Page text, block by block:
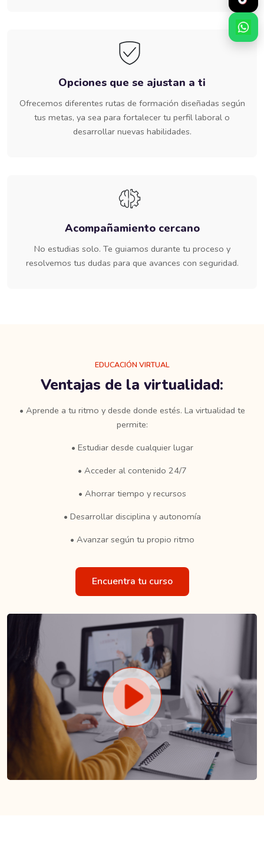
Opciones que se ajustan a ti
Ofrecemos diferentes rutas de formación diseñadas según
tus metas, ya sea para fortalecer tu perfil laboral o
desarrollar nuevas habilidades.
Acompañamiento cercano
No estudias solo. Te guiamos durante tu proceso y
resolvemos tus dudas para que avances con seguridad.
EDUCACIÓN VIRTUAL
Ventajas de la virtualidad:
• Aprende a tu ritmo y desde donde estés. La virtualidad te
permite:
• Estudiar desde cualquier lugar
• Acceder al contenido 24/7
• Ahorrar tiempo y recursos
• Desarrollar disciplina y autonomía
• Avanzar según tu propio ritmo
Encuentra tu curso